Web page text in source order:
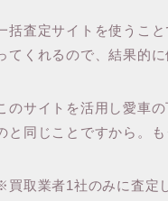
括査定サイトを使うこ
てくれるので、結果的
のサイトを活用し愛車
と同じことですから。
買取業者1社のみに査定